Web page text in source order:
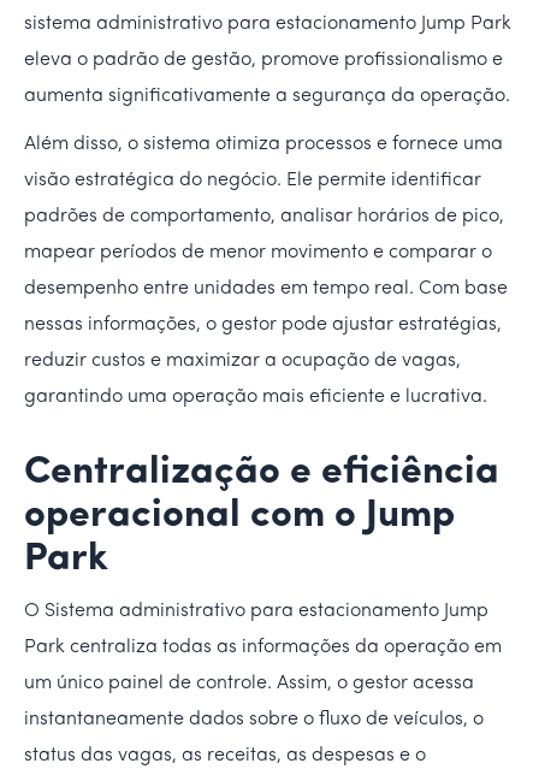
sistema administrativo para estacionamento Jump Park
eleva o padrão de gestão, promove profissionalismo e
aumenta significativamente a segurança da operação.
Além disso, o sistema otimiza processos e fornece uma
visão estratégica do negócio. Ele permite identificar
padrões de comportamento, analisar horários de pico,
mapear períodos de menor movimento e comparar o
desempenho entre unidades em tempo real. Com base
nessas informações, o gestor pode ajustar estratégias,
reduzir custos e maximizar a ocupação de vagas,
garantindo uma operação mais eficiente e lucrativa.
Centralização e eficiência
operacional com o Jump
Park
O Sistema administrativo para estacionamento Jump
Park centraliza todas as informações da operação em
um único painel de controle. Assim, o gestor acessa
instantaneamente dados sobre o fluxo de veículos, o
status das vagas, as receitas, as despesas e o